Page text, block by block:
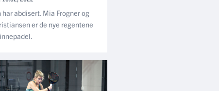
har abdisert. Mia Frogner og
er de nye regentene